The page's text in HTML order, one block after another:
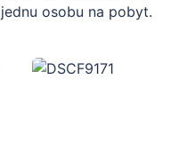
osobu na pobyt.
předložení
Royal Golf